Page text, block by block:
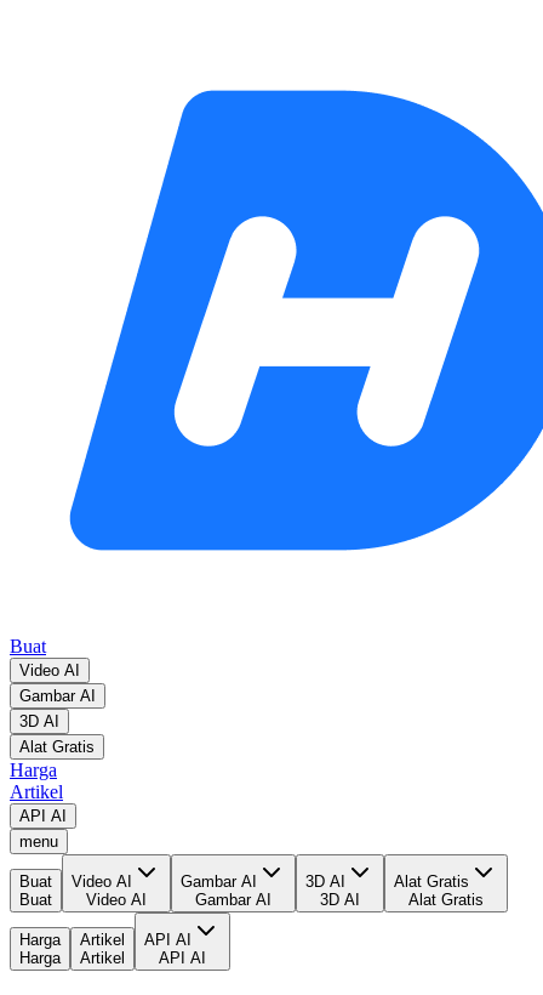
Buat
Video AI
Gambar AI
3D AI
Alat Gratis
Harga
Artikel
API AI
menu
Buat
Buat
Video AI
Video AI
Gambar AI
Gambar AI
3D AI
3D AI
Alat Gratis
Alat Gratis
Harga
Harga
Artikel
Artikel
API AI
API AI